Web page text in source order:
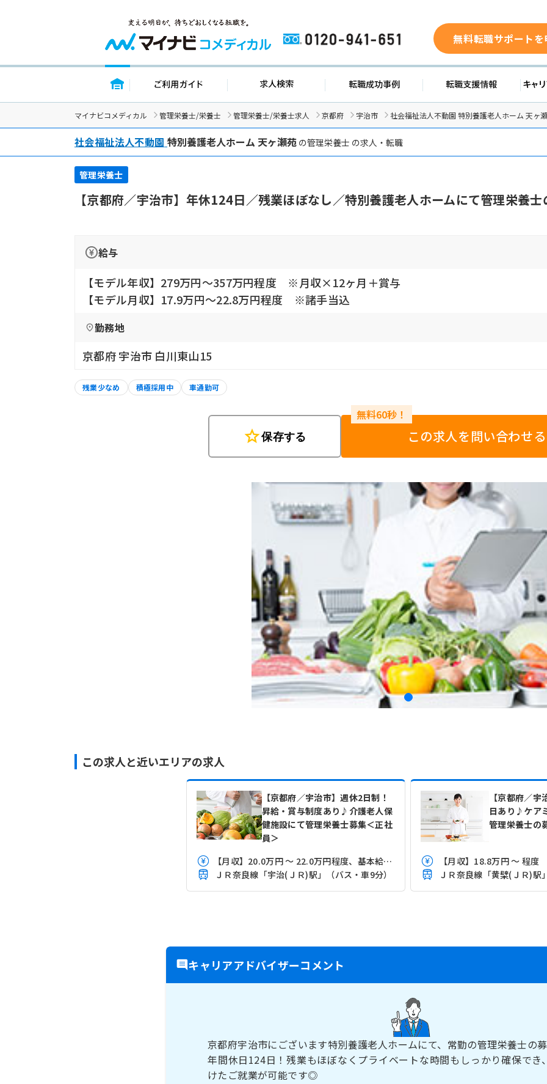
0120-941-651 無料転職サポート
トップページ ご利用ガイド 求人検索 転職成功事例 転職支援
マイナビコメディカル 管理栄養士/栄養士 管理栄養士/栄養士求人 京都府 宇治市 社会福祉法人不動園 特別養護老人ホーム 天ヶ
社会福祉法人不動園 特別養護老人ホーム 天ヶ瀬苑 の管理栄養士 の求人・転職
管理栄養士
【京都府／宇治市】年休124日／残業ほぼなし／特別養護老人ホームにて管理栄
給与
【モデル年収】279万円〜357万円程度 ※月収×12ヶ月＋賞与
【モデル月収】17.9万円〜22.8万円程度 ※諸手当込
勤務地
京都府 宇治市 白川東山15
残業少なめ 積極採用中 車通勤可
star保存する この求人を問い合わせる
この求人と近いエリアの求人
【京都府／宇治市】週休2日制！
昇給・賞与制度あり♪介護老人保
健施設にて管理栄養士募集＜正社
員＞
【月収】20.0万円 ～ 22.0万円程度、基本給+諸手当
ＪＲ奈良線「宇治(ＪＲ)駅」（バス・車9分）
【京都府／
日あり♪ケア
管理栄養士の
【月収】18.8万円 ～ 程度
ＪＲ奈良線「黄檗(ＪＲ)駅
キャリアアドバイザーコメント
京都府宇治市にございます特別養護老人ホームにて、常勤の管理栄養士の
年間休日124日！残業もほぼなくプライベートな時間もしっかり確保でき
けたご就業が可能です◎